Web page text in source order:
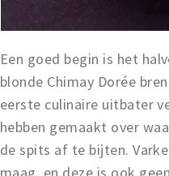
Een goed begin is het
blonde Chimay Dorée
eerste culinaire uitbater
hebben gemaakt over
de spits af te bijten.
maag, en deze is ook